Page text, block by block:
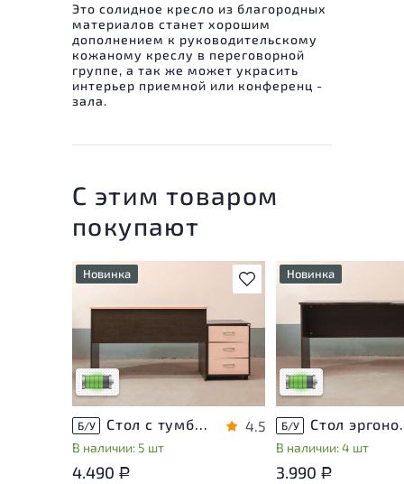
Это солидное кресло из благородных
материалов станет хорошим
дополнением к руководительскому
кожаному креслу в переговорной
группе, а так же может украсить
интерьер приемной или конференц -
зала.
С этим товаром
покупают
В избранное
Новинка
незначительные следы
эксплуатации, не влияющие
использования
Низкая степень износа
Б/У
В наличии: 5 шт
4.5
4.490 Р
Новинка
У товара
незначительные
эксплуатации, не
на удобство его
использования
Низкая степень
Б/У
В наличии: 4 шт
3.990 Р